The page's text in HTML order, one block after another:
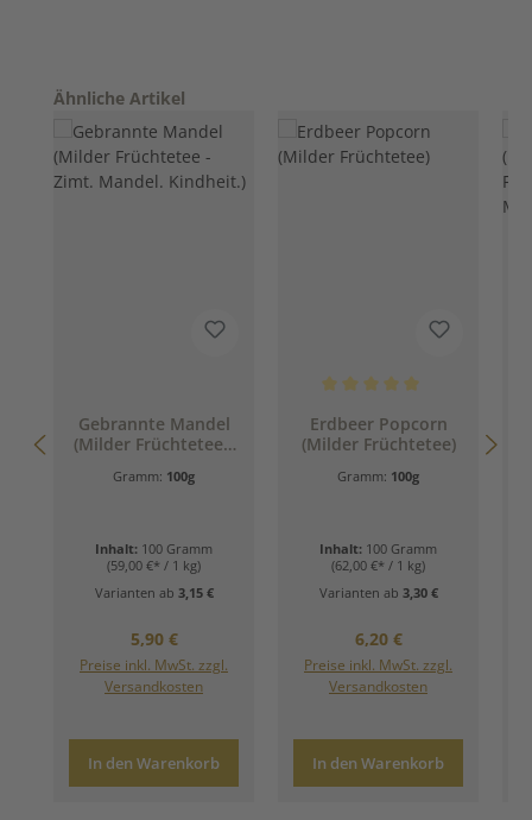
Produktgalerie überspringen
Ähnliche Artikel
Gebrannte Mandel
(Milder Früchtetee -
Kindheit.)
Gramm: 100g
Inhalt: 100 Gramm
(59,00 €* / 1 kg)
Varianten ab 3,15 €
Regulärer Preis:
5,90 €
Preise inkl. MwSt. zzgl.
Versandkosten
In den Warenkorb
Erdbeer Popcorn
(Milder Früchtetee)
Gramm: 100g
Inhalt: 100 Gramm
(62,00 €* / 1 kg)
Varianten ab 3,30 €
Regulärer Preis:
6,20 €
Preise inkl. MwSt. zzgl.
Versandkosten
In den Warenkorb